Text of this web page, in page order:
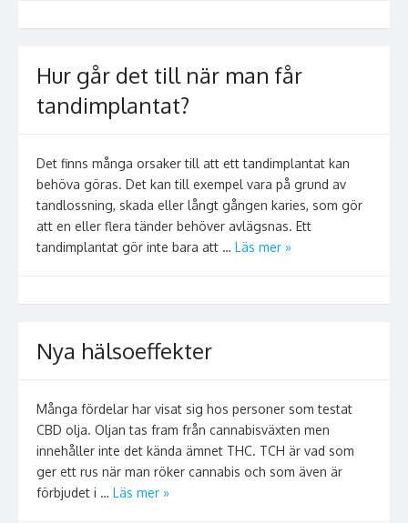
Hur går det till när man får
tandimplantat?
Det finns många orsaker till att ett tandimplantat kan
behöva göras. Det kan till exempel vara på grund av
tandlossning, skada eller långt gången karies, som gör
att en eller flera tänder behöver avlägsnas. Ett
tandimplantat gör inte bara att … Läs mer »
Nya hälsoeffekter
Många fördelar har visat sig hos personer som testat
CBD olja. Oljan tas fram från cannabisväxten men
innehåller inte det kända ämnet THC. TCH är vad som
ger ett rus när man röker cannabis och som även är
förbjudet i … Läs mer »